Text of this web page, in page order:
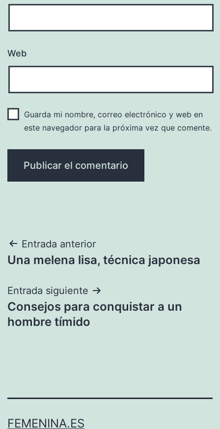
Web
Guarda mi nombre, correo electrónico y web en
este navegador para la próxima vez que comente.
Navegación
de
entradas
Entrada anterior
Una melena lisa, técnica japonesa
Entrada siguiente
Consejos para conquistar a un
hombre tímido
FEMENINA.ES